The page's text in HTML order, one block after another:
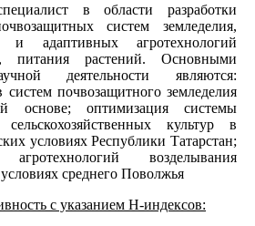
в области разработки
систем земледелия,
и адаптивных агротехнологий
питания растений. Основными
деятельности являются:
систем почвозащитного земледелия
основе; оптимизация системы
культур в
условиях Республики Татарстан;
агротехнологий возделывания
среднего Поволжья
с указанием Н-индексов: